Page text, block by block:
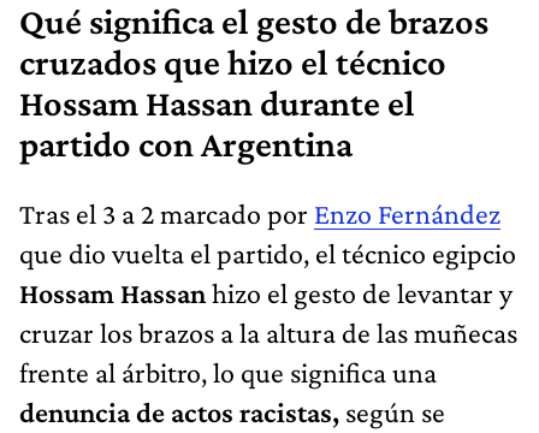
Qué significa el gesto de brazos
cruzados que hizo el técnico
Hossam Hassan durante el
partido con Argentina
Tras el 3 a 2 marcado por Enzo Fernández
que dio vuelta el partido, el técnico egipcio
Hossam Hassanhizo el gesto de levantar y
cruzar los brazos a la altura de las muñecas
frente al árbitro, lo que significa una
denuncia de actos racistas, según se